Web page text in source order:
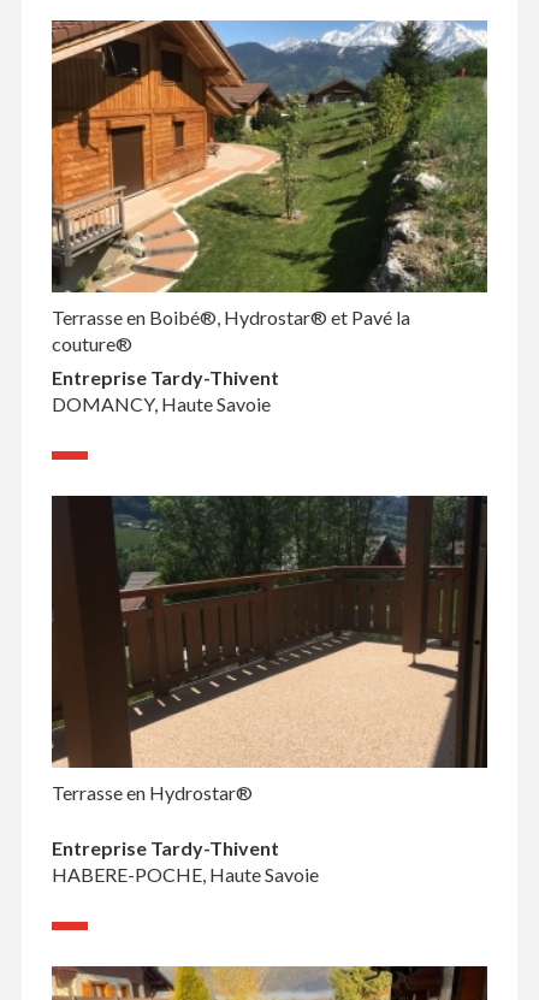
Terrasse en Boibé®, Hydrostar® et Pavé la
couture®
Entreprise Tardy-Thivent
DOMANCY, Haute Savoie
Terrasse en Hydrostar®
Entreprise Tardy-Thivent
HABERE-POCHE, Haute Savoie